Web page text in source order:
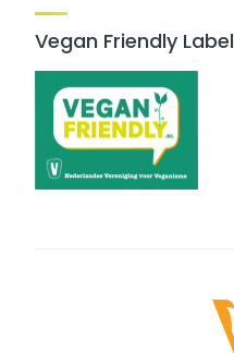
Vegan Friendly Label